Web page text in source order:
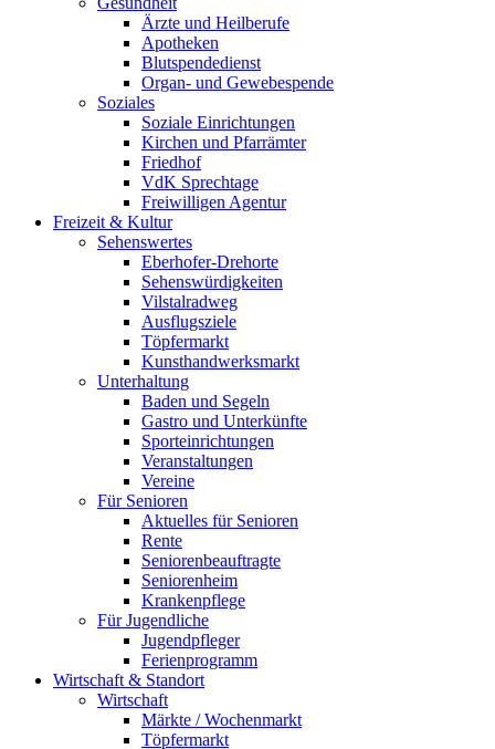
Ärzte und Heilberufe
Apotheken
Blutspendedienst
Organ- und Gewebespende
Soziales
Soziale Einrichtungen
Kirchen und Pfarrämter
Friedhof
VdK Sprechtage
Freiwilligen Agentur
Freizeit & Kultur
Sehenswertes
Eberhofer-Drehorte
Sehenswürdigkeiten
Vilstalradweg
Ausflugsziele
Töpfermarkt
Kunsthandwerksmarkt
Unterhaltung
Baden und Segeln
Gastro und Unterkünfte
Sporteinrichtungen
Veranstaltungen
Vereine
Für Senioren
Aktuelles für Senioren
Rente
Seniorenbeauftragte
Seniorenheim
Krankenpflege
Für Jugendliche
Jugendpfleger
Ferienprogramm
Wirtschaft & Standort
Wirtschaft
Märkte / Wochenmarkt
Töpfermarkt